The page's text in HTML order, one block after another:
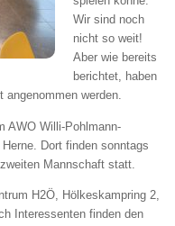
Wir sind noch
nicht so weit!
Aber wie bereits
berichtet, haben
angenommen werden.
AWO Willi-Pohlmann-
Dort finden sonntags
Mannschaft statt.
H2Ö, Hölkeskampring 2,
Interessenten finden den